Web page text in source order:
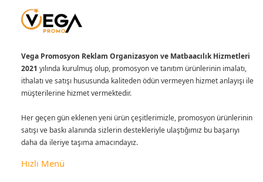
Vega Promosyon Reklam Organizasyon ve Matbaacılık Hizmetleri
2021 yılında kurulmuş olup, promosyon ve tanıtım ürünlerinin imalatı,
ithalatı ve satışı hususunda kaliteden ödün vermeyen hizmet anlayışı ile
müşterilerine hizmet vermektedir.
Her geçen gün eklenen yeni ürün çeşitlerimizle, promosyon ürünlerinin
satışı ve baskı alanında sizlerin destekleriyle ulaştığımız bu başarıyı
daha da ileriye taşıma amacındayız.
Hızlı Menü